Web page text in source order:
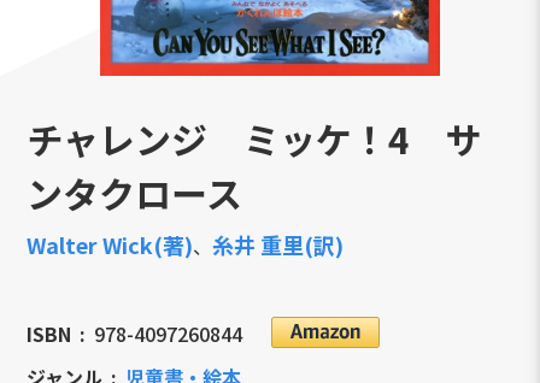
チャレンジ ミッケ！4 サ
ンタクロース
Walter Wick(著)、糸井 重里(訳)
ISBN
978-4097260844
ジャンル
児童書・絵本